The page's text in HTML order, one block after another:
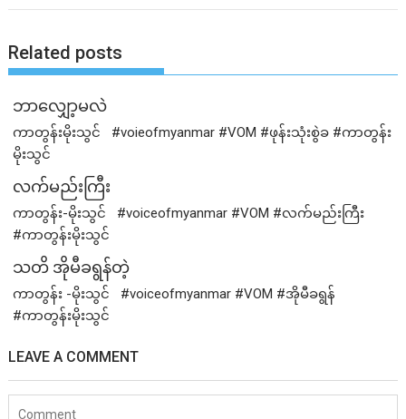
Related posts
ဘာလျှော့မလဲ
ကာတွန်းမိုးသွင် #voieofmyanmar #VOM #ဖုန်းသုံးစွဲခ #ကာတွန်း
မိုးသွင်
လက်မည်းကြီး
ကာတွန်း-မိုးသွင် #voiceofmyanmar #VOM #လက်မည်းကြီး
#ကာတွန်းမိုးသွင်
သတိ အိုမီခရွန်တဲ့
ကာတွန်း -မိုးသွင် #voiceofmyanmar #VOM #အိုမီခရွန်
#ကာတွန်းမိုးသွင်
LEAVE A COMMENT